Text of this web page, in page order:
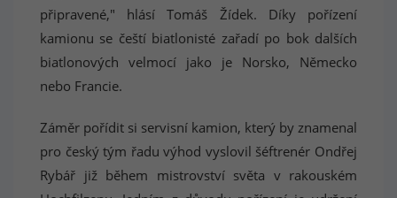
připravené," hlásí Tomáš Žídek. Díky pořízení
kamionu se čeští biatlonisté zařadí po bok dalších
biatlonových velmocí jako je Norsko, Německo
nebo Francie.
Záměr pořídit si servisní kamion, který by znamenal
pro český tým řadu výhod vyslovil šéftrenér Ondřej
Rybář již během mistrovství světa v rakouském